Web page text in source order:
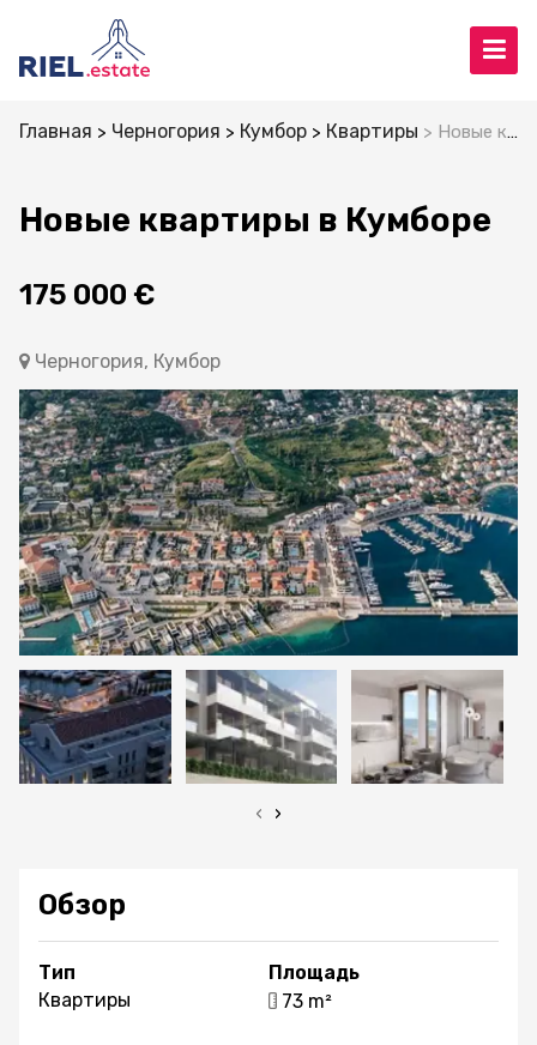
Главная Черногория Кумбор Квартиры Новые квартиры в Кумборе
Новые квартиры в Кумборе
175 000 €
Черногория, Кумбор
‹ ›
Обзор
Тип
Квартиры
Площадь
73 m²